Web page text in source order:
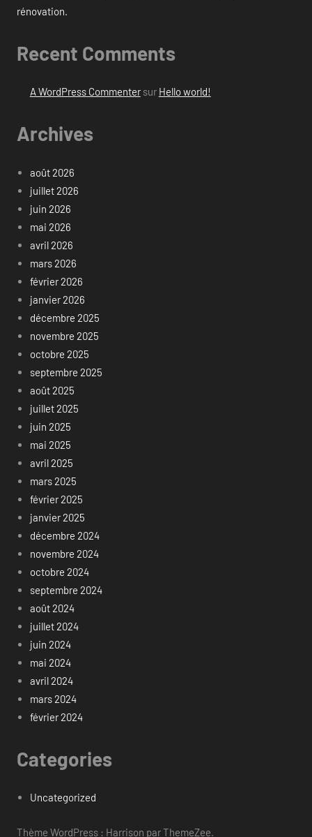
rénovation.
Recent Comments
A WordPress Commentersur Hello world!
Archives
août 2026
juillet 2026
juin 2026
mai 2026
avril 2026
mars 2026
février 2026
janvier 2026
décembre 2025
novembre 2025
octobre 2025
septembre 2025
août 2025
juillet 2025
juin 2025
mai 2025
avril 2025
mars 2025
février 2025
janvier 2025
décembre 2024
novembre 2024
octobre 2024
septembre 2024
août 2024
juillet 2024
juin 2024
mai 2024
avril 2024
mars 2024
février 2024
Categories
Uncategorized
Thème WordPress : Harrison par ThemeZee.